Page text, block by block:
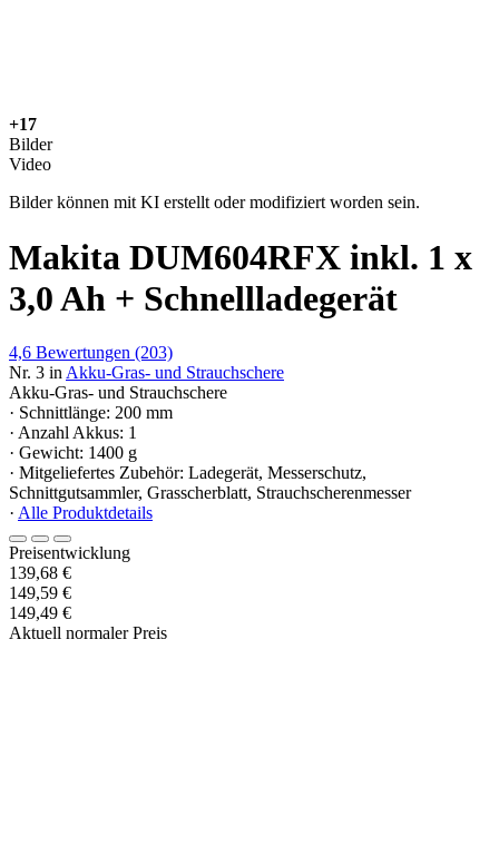
+17
Bilder
Video
Bilder können mit KI erstellt oder modifiziert worden sein.
Makita DUM604RFX inkl. 1 x
3,0 Ah + Schnellladegerät
4,6 Bewertungen (203)
Nr. 3 in Akku-Gras- und Strauchschere
Akku-Gras- und Strauchschere
· Schnittlänge: 200 mm
· Anzahl Akkus: 1
· Gewicht: 1400 g
· Mitgeliefertes Zubehör: Ladegerät, Messerschutz,
Schnittgutsammler, Grasscherblatt, Strauchscherenmesser
· Alle Produktdetails
Preisentwicklung
139,68 €
149,59 €
149,49 €
Aktuell normaler Preis